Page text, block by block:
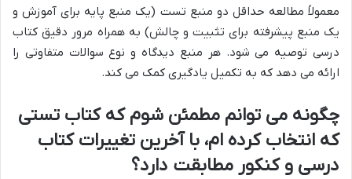
معمولاً مطالعه حداقل دو منبع تست (یک منبع پایه برای آموزش و
یک منبع پیشرفته برای تثبیت و چالش) به همراه مرور دقیق کتاب
درسی توصیه می شود. هر منبع دیدگاه و نوع سوالات متفاوتی را
ارائه می دهد که به تکمیل یادگیری کمک می کند.
چگونه می توانم مطمئن شوم که کتاب تستی
که انتخاب کرده ام، با آخرین تغییرات کتاب
درسی و کنکور مطابقت دارد؟